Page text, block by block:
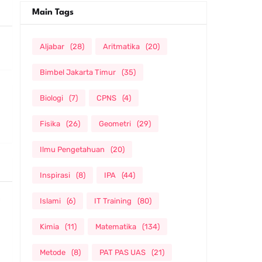
Main Tags
Aljabar (28) Aritmatika (20)
Bimbel Jakarta Timur (35)
Biologi (7) CPNS (4)
Fisika (26) Geometri (29)
Ilmu Pengetahuan (20)
Inspirasi (8) IPA (44)
Islami (6) IT Training (80)
Kimia (11) Matematika (134)
Metode (8) PAT PAS UAS (21)